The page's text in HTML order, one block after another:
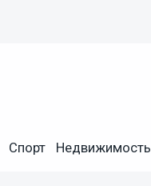
Спорт Недвижимость